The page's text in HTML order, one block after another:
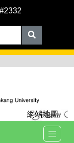
#2332
網站地圖